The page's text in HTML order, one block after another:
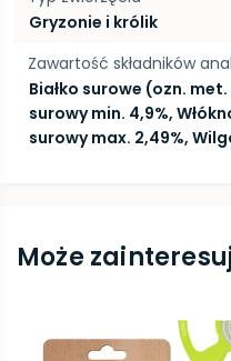
Gryzonie i królik
Zawartość składników
Białko surowe (ozn. met.
surowy min. 4,9%,
surowy max. 2,49%,
Może